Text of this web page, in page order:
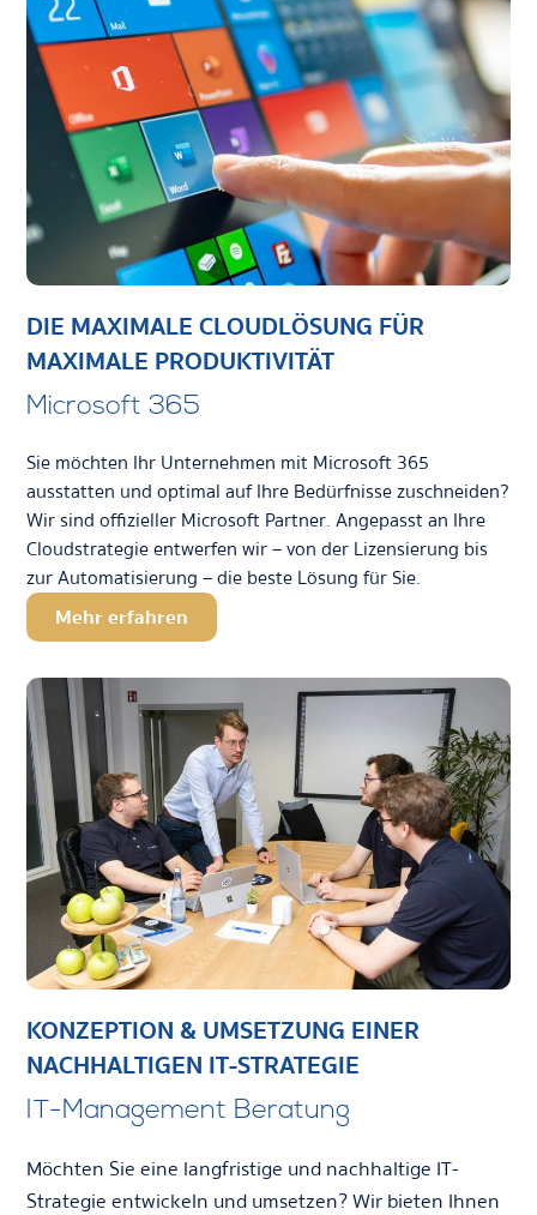
DIE MAXIMALE CLOUDLÖSUNG FÜR
MAXIMALE PRODUKTIVITÄT
Microsoft 365
Sie möchten Ihr Unternehmen mit Microsoft 365
ausstatten und optimal auf Ihre Bedürfnisse zuschneiden?
Wir sind offizieller Microsoft Partner. Angepasst an Ihre
Cloudstrategie entwerfen wir – von der Lizensierung bis
zur Automatisierung – die beste Lösung für Sie.
Mehr erfahren
KONZEPTION & UMSETZUNG EINER
NACHHALTIGEN IT-STRATEGIE
IT-Management Beratung
Möchten Sie eine langfristige und nachhaltige IT-
Strategie entwickeln und umsetzen? Wir bieten Ihnen